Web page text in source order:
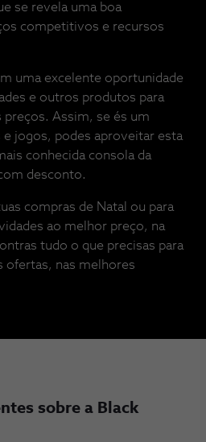
se revela uma boa
competitivos e recursos
uma excelente oportunidade
e outros produtos para
preços. Assim, se és um
e jogos, podes aproveitar esta
conhecida consola da
desconto.
compras de Natal ou para
ao melhor preço, na
tudo o que precisas para
ofertas, nas melhores
sobre a Black